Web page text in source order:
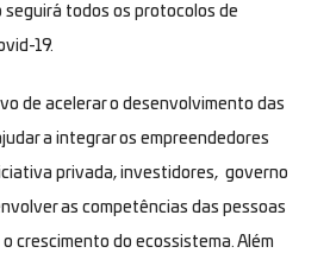
seguirá todos os protocolos de
19.
de acelerar o desenvolvimento das
a integrar os empreendedores
privada, investidores, governo
as competências das pessoas
crescimento do ecossistema. Além